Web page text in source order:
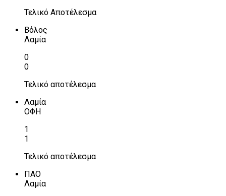
Τελικό Αποτέλεσμα
Βόλος
Λαμία
0
0
Τελικό αποτέλεσμα
Λαμία
ΟΦΗ
1
1
Τελικό αποτέλεσμα
ΠΑΟ
Λαμία